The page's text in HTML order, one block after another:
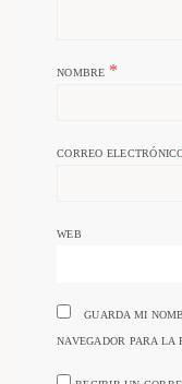
NOMBRE *
CORREO
WEB
GUARDA MI
NAVEGADOR PARA LA